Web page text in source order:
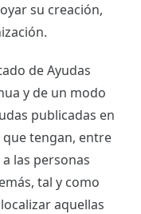
su creación,
de Ayudas
y de un modo
publicadas en
tengan, entre
las personas
tal y como
aquellas